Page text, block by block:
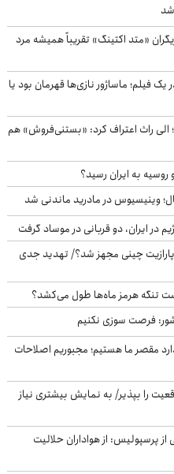
«متد اکتینگ» تقریباً همیشه مرد
فیلم؛ ماساژور نازی‌ها قهرمان بود یا
راث اعتراف کرد: «بستنی‌فروش» هم
به ایران رسید؟
وینیسیوس در مادرید ماندنی شد
در ایران، دو قربانی در موساد گرفت
چینی مجهز شد؟/ تهدید جدی
تنگه هرمز ماه‌ها طول می‌کشد؟
فرصت سوزی نکنیم
مقصر ما هستیم؛ مجبوریم اصلاحات
را بپذیر/ به نمایش بیشتری نیاز
پرسپولیس: از هواداران حلالیت